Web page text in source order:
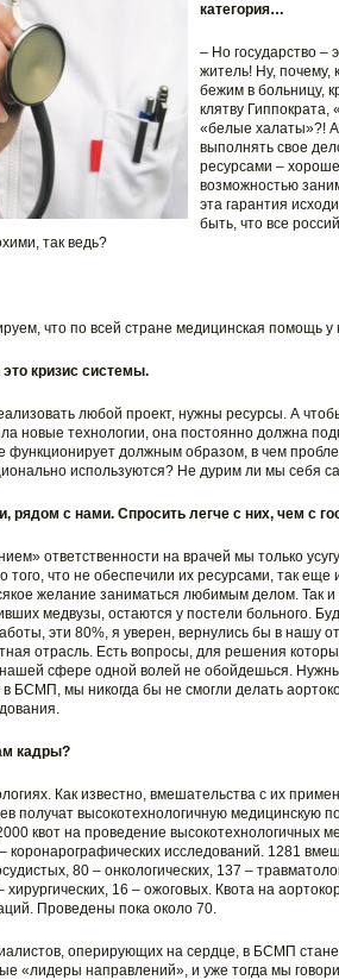
категория…
– Но государство –
житель! Ну, почему,
бежим в больницу,
клятву
«белые халаты»?!
выполнять свое
ресурсами –
возможностью
эта гарантия
быть, что все
так ведь?
что по всей стране медицинская помощь у
кризис системы.
любой проект, нужны ресурсы. А
новые технологии, она постоянно должна
функционирует должным образом, в чем
используются? Не дурим ли мы себя
рядом с нами. Спросить легче с них, чем с
ответственности на врачей мы только
того, что не обеспечили их ресурсами, так еще
желание заниматься любимым делом. Так
медвузы, остаются у постели больного.
эти 80%, я уверен, вернулись бы в нашу
отрасль. Есть вопросы, для решения
нашей сфере одной волей не обойдешься.
БСМП, мы никогда бы не смогли делать
кадры?
Как известно, вмешательства с их
получат высокотехнологичную медицинскую
квот на проведение высокотехнологичных
коронарографических исследований. 1281
80 – онкологических, 137 –
хирургических, 16 – ожоговых. Квота на
Проведены пока около 70.
оперирующих на сердце, в БСМП
«лидеры направлений», и уже тогда мы